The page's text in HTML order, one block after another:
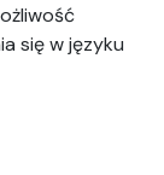
się w języku